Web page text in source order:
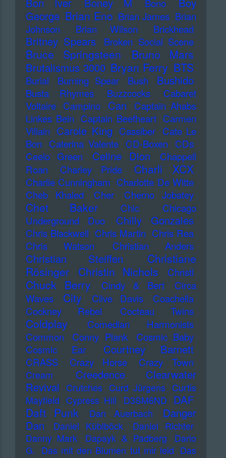
Bon Iver Boney M Bono
Boy
George Brian Eno Brian James Brian
Johnson
Brian Wilson Brickhead
Britney Spears Broken Social Scene
Bruce Springsteen Bruno Mars
Brutalismus 3000 Bryan Ferry BTS
Burial Burning Spear Bush Bushido
Busta Rhymes Buzzcocks
Cabaret
Voltaire Campino Can
Captain Ahabs
Linkes Bein Captain Beefheart Carmen
Villain Carole King Cassiber Cate Le
Bon
Caterina Valente CD-Boxen
CDs
Ceelo Green
Celine Dion
Chappell
Roan
Charley Pride Charli XCX
Charlie Cunningham Charlotte De Witte
Cheb Khaled
Cher Cherno Jobatey
Chet Baker Chic
Chicago
Underground Duo
Chilly Gonzales
Chris Blackwell Chris Martin Chris Rea
Chris Watson
Christian Anders
Christian Steiffen
Christiane
Rösinger
Christin Nichols Christl
Chuck Berry Cindy & Bert
Circa
Waves
City Clive Davis
Coachella
Cockney Rebel
Cocteau Twins
Coldplay
Comedian Harmonists
Common
Conny Plank
Cosmic Baby
Cosmic Ear
Courtney Barnett
CRASS Crazy Horse Crazy Town
Cream
Creedence Clearwater
Revival
Crutches Curd Jürgens Curtis
Mayfield Cypress Hill D3SM6ND DAF
Daft Punk Dan Auerbach
Danger
Dan
Daniel Küblböck
Daniel Richter
Danny Mark
Dapayk & Padberg
Dario
G. Das mit den Blumen tut mir leid Das